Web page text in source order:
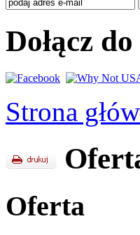
Dołącz
Strona
Oferta